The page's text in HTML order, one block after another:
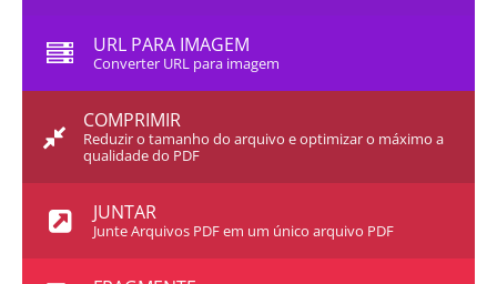
URL PARA IMAGEM
Converter URL para imagem
COMPRIMIR
Reduzir o tamanho do arquivo e optimizar o máximo a
qualidade do PDF
JUNTAR
Junte Arquivos PDF em um único arquivo PDF